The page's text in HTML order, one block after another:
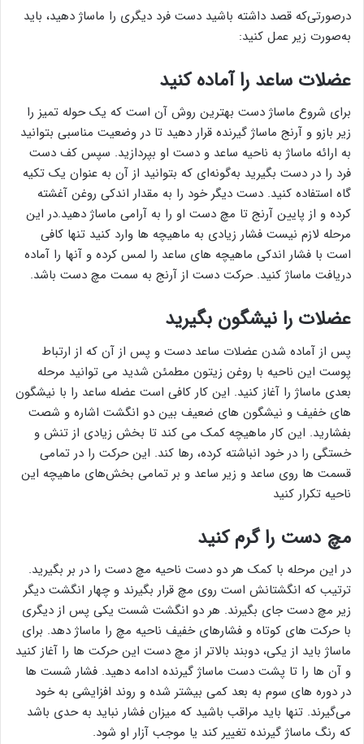
درصورتی‌که قصد داشته باشید دست فرد دیگری را ماساژ دهید، باید
به‌صورت زیر عمل کنید:
عضلات ساعد را آماده کنید
برای شروع ماساژ دست بهترین روش آن است که یک حوله تمیز را
زیر بازو و آرنج ماساژ گیرنده قرار دهید تا در وضعیت مناسبی بتوانید
به ارائه ماساژ به ناحیه ساعد و دست او بپردازید. سپس کف دست
فرد را در دست بگیرید به‌گونه‌ای که بتوانید از آن به عنوان یک تکیه
گاه استفاده کنید. دست دیگر خود را به مقدار اندکی روغن آغشته
کرده و از پایین آرنج تا مچ دست او را به آرامی ماساژ دهید.در این
مرحله لازم نیست فشار زیادی به ماهیچه ها وارد کنید تنها کافی
است با فشار اندکی ماهیچه های ساعد را لمس کرده و آنها را آماده
دریافت ماساژ کنید. حرکت دست از آرنج به سمت مچ دست باشد.
عضلات را نیشگون بگیرید
پس از آماده شدن عضلات ساعد دست و پس از آن که از ارتباط
پوست این ناحیه با روغن زیتون مطمئن شدید می توانید مرحله
بعدی ماساژ را آغاز کنید. این کار کافی است عضله ساعد را با نیشگون
های خفیف و نیشگون های ضعیف بین دو انگشت اشاره و شصت
بفشارید. این کار ماهیچه کمک می کند تا بخش زیادی از تنش و
خستگی را در خود انباشته کرده، رها کند. این حرکت را در تمامی
قسمت ها روی ساعد و زیر ساعد و بر تمامی بخش‌های ماهیچه این
ناحیه تکرار کنید
مچ دست را گرم کنید
در این مرحله با کمک هر دو دست ناحیه مچ دست را در بر بگیرید.
ترتیب که انگشتانش است روی مچ قرار بگیرند و چهار انگشت دیگر
زیر مچ دست جای بگیرند. هر دو انگشت شست یکی پس از دیگری
با حرکت های کوتاه و فشارهای خفیف ناحیه مچ را ماساژ دهد. برای
ماساژ باید از یکی، دوبند بالاتر از مچ دست این حرکت ها را آغاز کنید
و آن ها را تا پشت دست ماساژ گیرنده ادامه دهید. فشار شست ها
در دوره های سوم به بعد کمی بیشتر شده و روند افزایشی به خود
می‌گیرند. تنها باید مراقب باشید که میزان فشار نباید به حدی باشد
که رنگ ماساژ گیرنده تغییر کند یا موجب آزار او شود.